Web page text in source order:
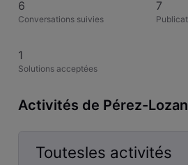
6
Conversations suivies
7
1
Solutions acceptées
Activités de Pérez-
Toutesles activités